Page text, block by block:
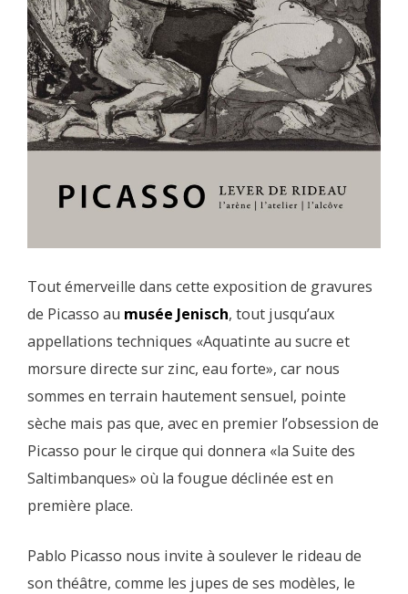
Tout émerveille dans cette exposition de gravures
de Picasso au musée Jenisch, tout jusqu’aux
appellations techniques «Aquatinte au sucre et
morsure directe sur zinc, eau forte», car nous
sommes en terrain hautement sensuel, pointe
sèche mais pas que, avec en premier l’obsession de
Picasso pour le cirque qui donnera «la Suite des
Saltimbanques» où la fougue déclinée est en
première place.
Pablo Picasso nous invite à soulever le rideau de
son théâtre, comme les jupes de ses modèles, le